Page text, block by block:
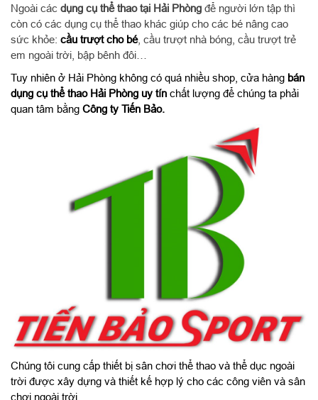
Ngoài các dụng cụ thể thao tại Hải Phòng để người lớn tập thì
còn có các dụng cụ thể thao khác giúp cho các bé nâng cao
sức khỏe: cầu trượt cho bé, cầu trượt nhà bóng, cầu trượt trẻ
em ngoài trời, bập bênh đôi…
Tuy nhiên ở Hải Phòng không có quá nhiều shop, cửa hàng bán
dụng cụ thể thao Hải Phòng uy tín chất lượng để chúng ta phải
quan tâm bằng Công ty Tiến Bảo.
Chúng tôi cung cấp thiết bị sân chơi thể thao và thể dục ngoài
trời được xây dựng và thiết kế hợp lý cho các công viên và sân
chơi ngoài trời.